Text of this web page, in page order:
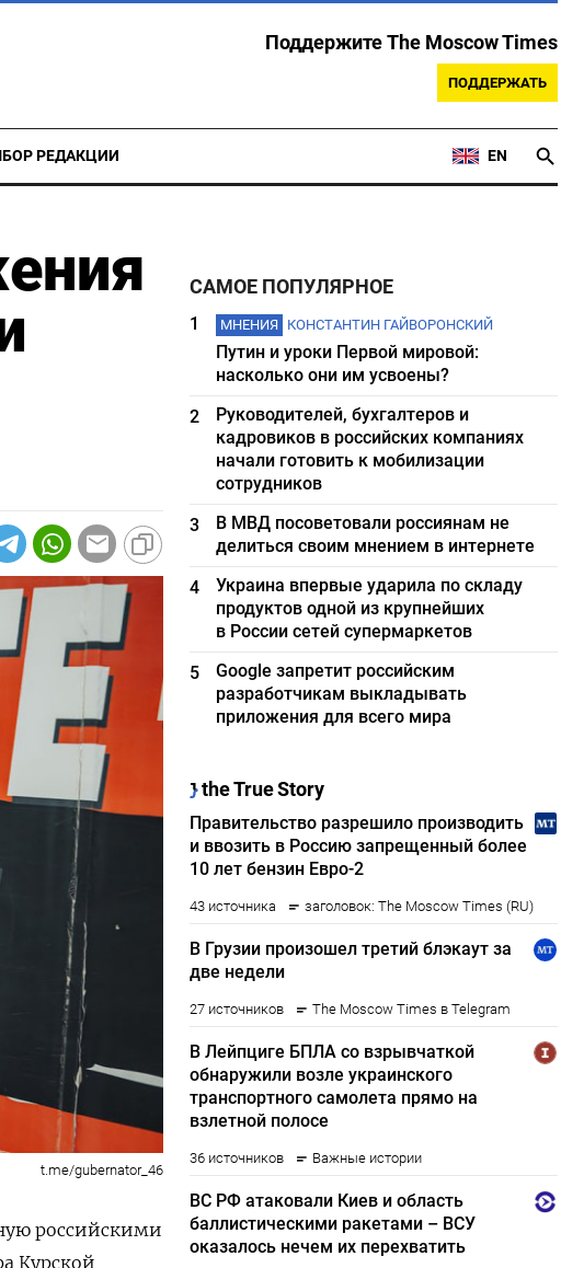
Поддержите The Moscow Times
ПОДДЕРЖАТЬ
РЕДАКЦИИ EN
t.me/gubernator_46
российскими
Курской
САМОЕ ПОПУЛЯРНОЕ
1 МНЕНИЯ КОНСТАНТИН ГАЙВОРОНСКИЙ
Путин и уроки Первой мировой:
насколько они им усвоены?
2
Руководителей, бухгалтеров и
кадровиков в российских компаниях
начали готовить к мобилизации
сотрудников
3
В МВД посоветовали россиянам не
делиться своим мнением в интернете
4
Украина впервые ударила по складу
продуктов одной из крупнейших
в России сетей супермаркетов
5
Google запретит российским
разработчикам выкладывать
приложения для всего мира